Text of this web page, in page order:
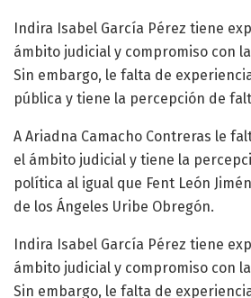
Indira Isabel García Pérez tiene
ámbito judicial y compromiso
Sin embargo, le falta de
pública y tiene la percepción de
A Ariadna Camacho Contreras le
el ámbito judicial y tiene la
política al igual que Fent León
de los Ángeles Uribe Obregón.
Indira Isabel García Pérez tiene
ámbito judicial y compromiso
Sin embargo, le falta de